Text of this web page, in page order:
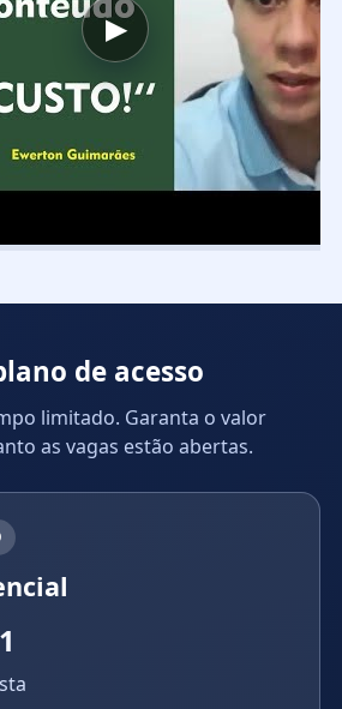
▶
de acesso
limitado. Garanta o valor
as vagas estão abertas.